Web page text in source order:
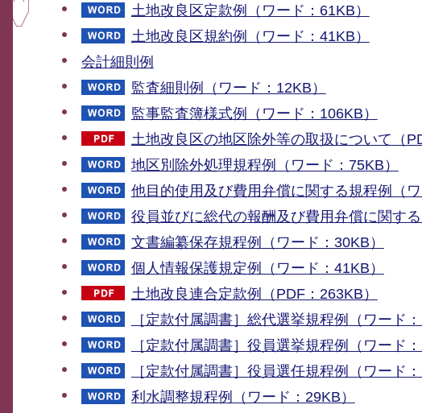
土地改良区定款例（ワード：61KB）
土地改良区規約例（ワード：41KB）
会計細則例
監査細則例（ワード：12KB）
監事監査簿様式例（ワード：106KB）
土地改良区の地区除外等の取扱について（
地区別除外処理規程例（ワード：75KB）
他目的使用及び費用弁償に関する規程例（ワ
役員並びに総代の報酬及び費用弁償に関す
文書編纂保存規程例（ワード：30KB）
個人情報保護規定例（ワード：41KB）
土地改良連合定款例（PDF：263KB）
［定款付属調書］総代選挙規程例（ワード：
［定款付属調書］役員選挙規程例（ワード：
［定款付属調書］役員選任規程例（ワード：
利水調整規程例（ワード：29KB）